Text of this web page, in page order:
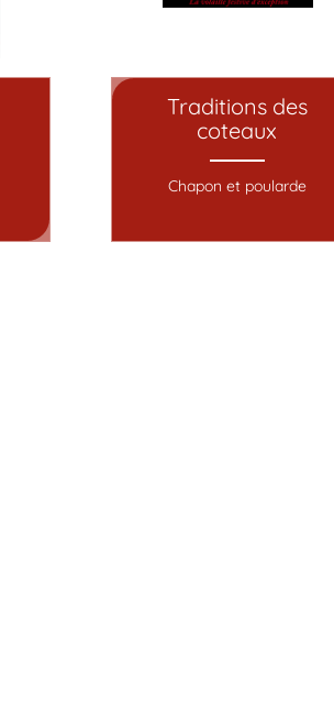
Traditions des
coteaux
Chapon et poularde